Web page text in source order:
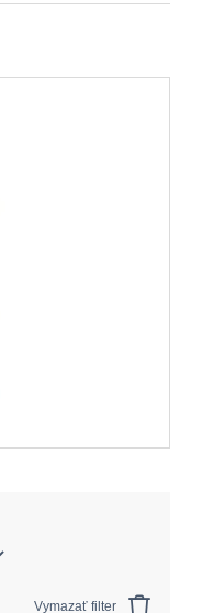
Vymazať filter